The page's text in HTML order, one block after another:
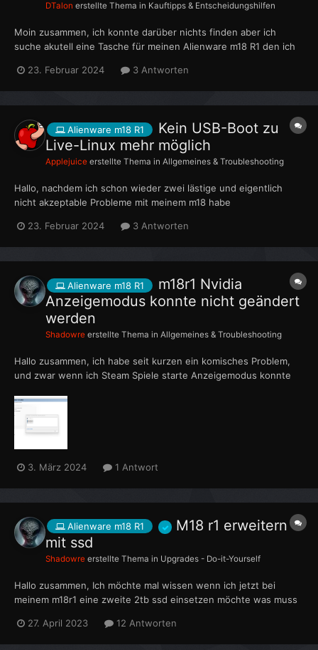
DTalon erstellte Thema in Kauftipps & Entscheidungshilfen
Moin zusammen, ich konnte darüber nichts finden aber ich
suche akutell eine Tasche für meinen Alienware m18 R1 den ich
bisschen bei Ebay geschaut aber nicht wirkliche etwas gefunden
wo der 18 Zoll Laptop auch reinpasst....
23. Februar 2024 3 Antworten
Alienware m18 R1
Kein USB-Boot zu
Live-Linux mehr möglich
Applejuice erstellte Thema in Allgemeines & Troubleshooting
Hallo, nachdem ich schon wieder zwei lästige und eigentlich
nicht akzeptable Probleme mit meinem m18 habe
USB-Port an der linken Seite nicht, an den anderen Ports schon
& völlig dubios - sobald sich der Mauszeiger einer externen Ma...
23. Februar 2024 3 Antworten
Alienware m18 R1
m18r1 Nvidia
Anzeigemodus konnte nicht geändert
werden
Shadowre erstellte Thema in Allgemeines & Troubleshooting
Hallo zusammen, ich habe seit kurzen ein komisches Problem,
und zwar wenn ich Steam Spiele starte Anzeigemodus konnte
folgendes was den wechseln verhindert was kann ich dagegen
machen? Bei Spielen die n...
3. März 2024 1 Antwort
Alienware m18 R1
M18 r1 erweitern
mit ssd
Shadowre erstellte Thema in Upgrades - Do-it-Yourself
Hallo zusammen, Ich möchte mal wissen wenn ich jetzt bei
meinem m18r1 eine zweite 2tb ssd einsetzen möchte was muss
eingesetzten eingesteckt was muss ich da beachten beim kauf ?
Würde eine Samsung 980pro gehen? Die zweite...
27. April 2023 12 Antworten